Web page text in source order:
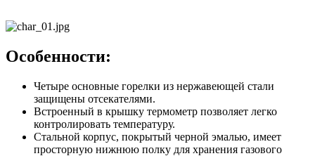
Особенности:
Четыре основные горелки из нержавеющей стали
защищены отсекателями.
Встроенный в крышку термометр позволяет легко
контролировать температуру.
Стальной корпус, покрытый черной эмалью, имеет
просторную нижнюю полку для хранения газового